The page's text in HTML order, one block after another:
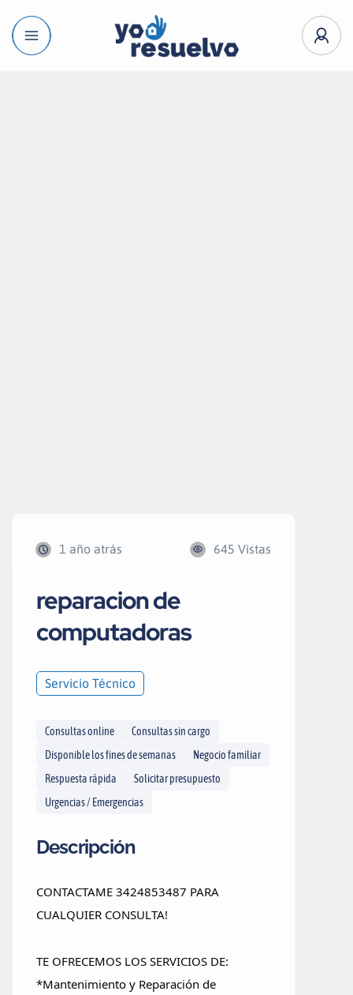
1 año atrás 645 Vistas
reparacion de
computadoras
Servicio Técnico
Consultas online
Consultas sin cargo
Disponible los fines de semanas
Negocio familiar
Respuesta rápida
Solicitar presupuesto
Urgencias / Emergencias
Descripción
CONTACTAME 3424853487 PARA
CUALQUIER CONSULTA!
TE OFRECEMOS LOS SERVICIOS DE:
*Mantenimiento y Reparación de